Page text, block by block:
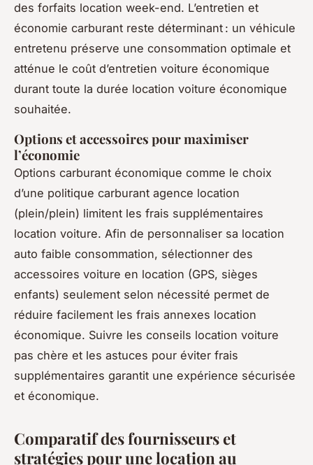
des forfaits location week-end. L’entretien et
économie carburant reste déterminant : un véhicule
entretenu préserve une consommation optimale et
atténue le coût d’entretien voiture économique
durant toute la durée location voiture économique
souhaitée.
Options et accessoires pour maximiser
l’économie
Options carburant économique comme le choix
d’une politique carburant agence location
(plein/plein) limitent les frais supplémentaires
location voiture. Afin de personnaliser sa location
auto faible consommation, sélectionner des
accessoires voiture en location (GPS, sièges
enfants) seulement selon nécessité permet de
réduire facilement les frais annexes location
économique. Suivre les conseils location voiture
pas chère et les astuces pour éviter frais
supplémentaires garantit une expérience sécurisée
et économique.
Comparatif des fournisseurs et
stratégies pour une location au